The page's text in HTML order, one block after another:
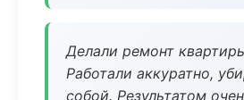
Делали ремонт
Работали аккуратно,
собой. Результатом